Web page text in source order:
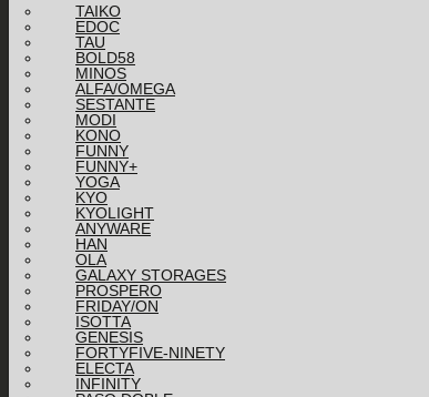
TAIKO
EDOC
TAU
BOLD58
MINOS
ALFA/OMEGA
SESTANTE
MODI
KONO
FUNNY
FUNNY+
YOGA
KYO
KYOLIGHT
ANYWARE
HAN
OLA
GALAXY STORAGES
PROSPERO
FRIDAY/ON
ISOTTA
GENESIS
FORTYFIVE-NINETY
ELECTA
INFINITY